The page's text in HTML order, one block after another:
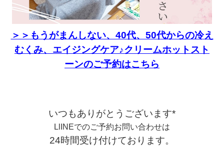
＞＞ もうがまんしない、40代、50代からの冷え
むくみ、エイジングケア♪クリームホットスト
ーンのご予約はこちら
いつもありがとうございます*
LlINEでのご予約お問い合わせは
24時間受け付けております。